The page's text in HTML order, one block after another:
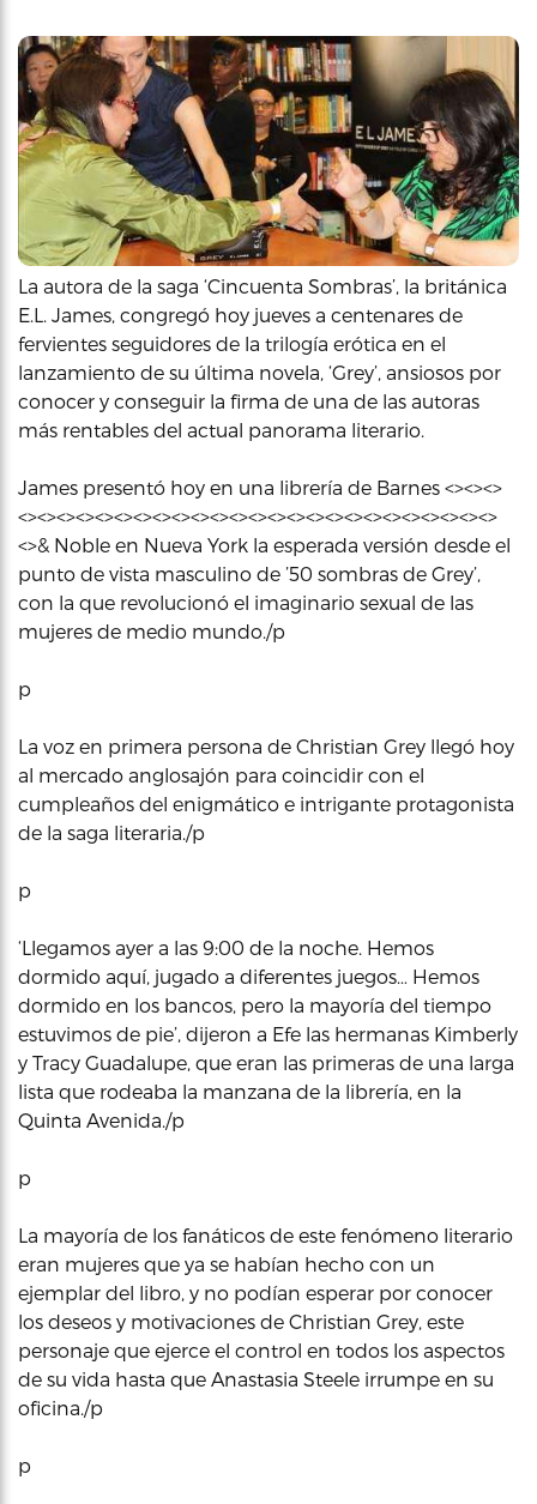
La autora de la saga ‘Cincuenta Sombras’, la británica
E.L. James, congregó hoy jueves a centenares de
fervientes seguidores de la trilogía erótica en el
lanzamiento de su última novela, ‘Grey’, ansiosos por
conocer y conseguir la firma de una de las autoras
más rentables del actual panorama literario.
James presentó hoy en una librería de Barnes <><><>
<><><><><><><><><><><><><><><><><><><><><><><><><>
<>& Noble en Nueva York la esperada versión desde el
punto de vista masculino de ’50 sombras de Grey’,
con la que revolucionó el imaginario sexual de las
mujeres de medio mundo./p
p
La voz en primera persona de Christian Grey llegó hoy
al mercado anglosajón para coincidir con el
cumpleaños del enigmático e intrigante protagonista
de la saga literaria./p
p
‘Llegamos ayer a las 9:00 de la noche. Hemos
dormido aquí, jugado a diferentes juegos… Hemos
dormido en los bancos, pero la mayoría del tiempo
estuvimos de pie’, dijeron a Efe las hermanas Kimberly
y Tracy Guadalupe, que eran las primeras de una larga
lista que rodeaba la manzana de la librería, en la
Quinta Avenida./p
p
La mayoría de los fanáticos de este fenómeno literario
eran mujeres que ya se habían hecho con un
ejemplar del libro, y no podían esperar por conocer
los deseos y motivaciones de Christian Grey, este
personaje que ejerce el control en todos los aspectos
de su vida hasta que Anastasia Steele irrumpe en su
oficina./p
p